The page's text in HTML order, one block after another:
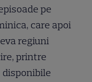
pe
care apoi
regiuni
printre
disponibile